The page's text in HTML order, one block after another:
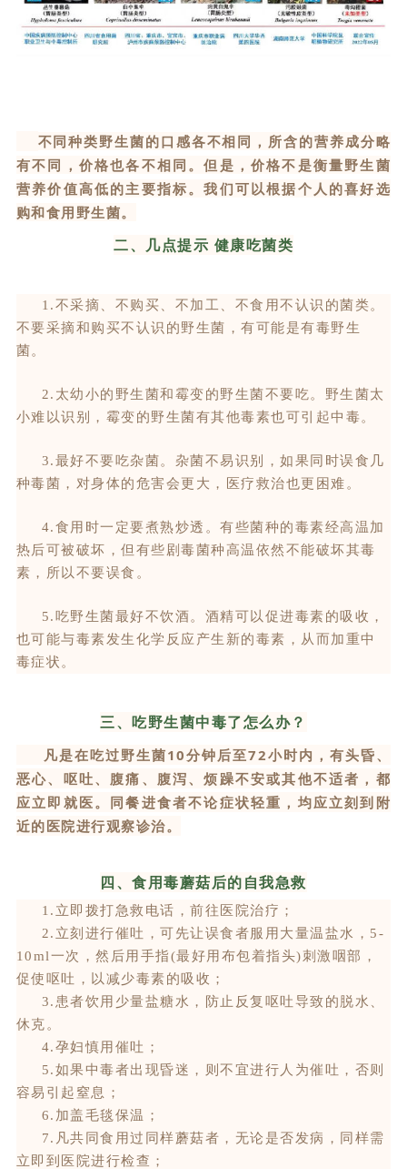
不同种类野生菌的口感各不相同，所含的营养成分略
有不同，价格也各不相同。但是，价格不是衡量野生菌
营养价值高低的主要指标。我们可以根据个人的喜好选
购和食用野生菌。
二、几点提示 健康吃菌类
1.不采摘、不购买、不加工、不食用不认识的菌类。
不要采摘和购买不认识的野生菌，有可能是有毒野生
菌。
2. 太幼小的野生菌和霉变的野生菌不要吃。野生菌太
小难以识别，霉变的野生菌有其他毒素也可引起中毒。
3.最好不要吃杂菌。杂菌不易识别，如果同时误食几
种毒菌，对身体的危害会更大，医疗救治也更困难。
4.食用时一定要煮熟炒透。有些菌种的毒素经高温加
热后可被破坏，但有些剧毒菌种高温依然不能破坏其毒
素，所以不要误食。
5.吃野生菌最好不饮酒。酒精可以促进毒素的吸收，
也可能与毒素发生化学反应产生新的毒素，从而加重中
毒症状。
三、吃野生菌中毒了怎么办？
凡是在吃过野生菌10分钟后至72小时内，有头昏、
恶心、呕吐、腹痛、腹泻、烦躁不安或其他不适者，都
应立即就医。同餐进食者不论症状轻重，均应立刻到附
近的医院进行观察诊治。
四、食用毒蘑菇后的自我急救
1.立即拨打急救电话，前往医院治疗；
2.立刻进行催吐，可先让误食者服用大量温盐水，5-
10ml一次，然后用手指(最好用布包着指头)刺激咽部，
促使呕吐，以减少毒素的吸收；
3.患者饮用少量盐糖水，防止反复呕吐导致的脱水、
休克。
4.孕妇慎用催吐；
5.如果中毒者出现昏迷，则不宜进行人为催吐，否则
容易引起窒息；
6.加盖毛毯保温；
7.凡共同食用过同样蘑菇者，无论是否发病，同样需
立即到医院进行检查；